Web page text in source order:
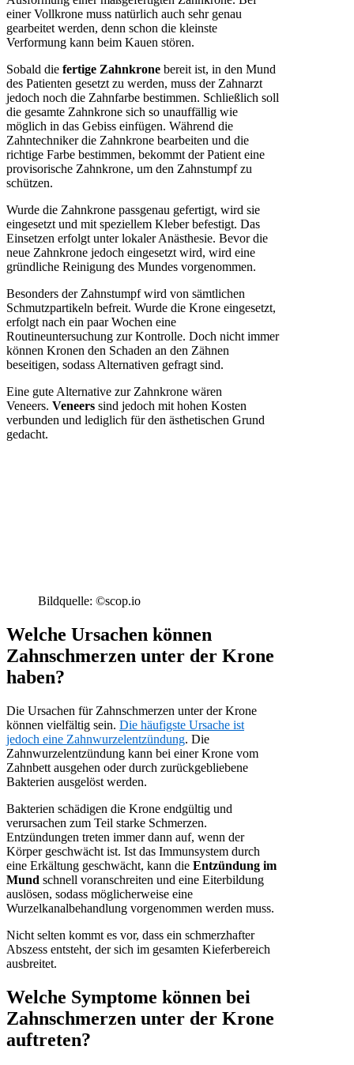
einer Vollkrone muss natürlich auch sehr genau
gearbeitet werden, denn schon die kleinste
Verformung kann beim Kauen stören.
Sobald die fertige Zahnkrone bereit ist, in den Mund
des Patienten gesetzt zu werden, muss der Zahnarzt
jedoch noch die Zahnfarbe bestimmen. Schließlich soll
die gesamte Zahnkrone sich so unauffällig wie
möglich in das Gebiss einfügen. Während die
Zahntechniker die Zahnkrone bearbeiten und die
richtige Farbe bestimmen, bekommt der Patient eine
provisorische Zahnkrone, um den Zahnstumpf zu
schützen.
Wurde die Zahnkrone passgenau gefertigt, wird sie
eingesetzt und mit speziellem Kleber befestigt. Das
Einsetzen erfolgt unter lokaler Anästhesie. Bevor die
neue Zahnkrone jedoch eingesetzt wird, wird eine
gründliche Reinigung des Mundes vorgenommen.
Besonders der Zahnstumpf wird von sämtlichen
Schmutzpartikeln befreit. Wurde die Krone eingesetzt,
erfolgt nach ein paar Wochen eine
Routineuntersuchung zur Kontrolle. Doch nicht immer
können Kronen den Schaden an den Zähnen
beseitigen, sodass Alternativen gefragt sind.
Eine gute Alternative zur Zahnkrone wären
Veneers. Veneers sind jedoch mit hohen Kosten
verbunden und lediglich für den ästhetischen Grund
gedacht.
Bildquelle: ©scop.io
Welche Ursachen können
Zahnschmerzen unter der Krone
haben?
Die Ursachen für Zahnschmerzen unter der Krone
können vielfältig sein. Die häufigste Ursache ist
jedoch eine Zahnwurzelentzündung. Die
Zahnwurzelentzündung kann bei einer Krone vom
Zahnbett ausgehen oder durch zurückgebliebene
Bakterien ausgelöst werden.
Bakterien schädigen die Krone endgültig und
verursachen zum Teil starke Schmerzen.
Entzündungen treten immer dann auf, wenn der
Körper geschwächt ist. Ist das Immunsystem durch
eine Erkältung geschwächt, kann die Entzündung im
Mund schnell voranschreiten und eine Eiterbildung
auslösen, sodass möglicherweise eine
Wurzelkanalbehandlung vorgenommen werden muss.
Nicht selten kommt es vor, dass ein schmerzhafter
Abszess entsteht, der sich im gesamten Kieferbereich
ausbreitet.
Welche Symptome können bei
Zahnschmerzen unter der Krone
auftreten?